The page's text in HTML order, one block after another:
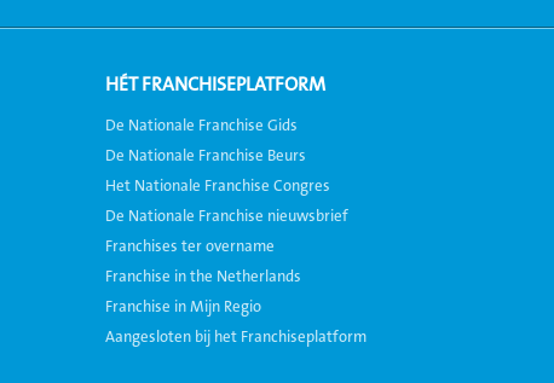
HÉT FRANCHISEPLATFORM
De Nationale Franchise Gids
De Nationale Franchise Beurs
Het Nationale Franchise Congres
De Nationale Franchise nieuwsbrief
Franchises ter overname
Franchise in the Netherlands
Franchise in Mijn Regio
Aangesloten bij het Franchiseplatform